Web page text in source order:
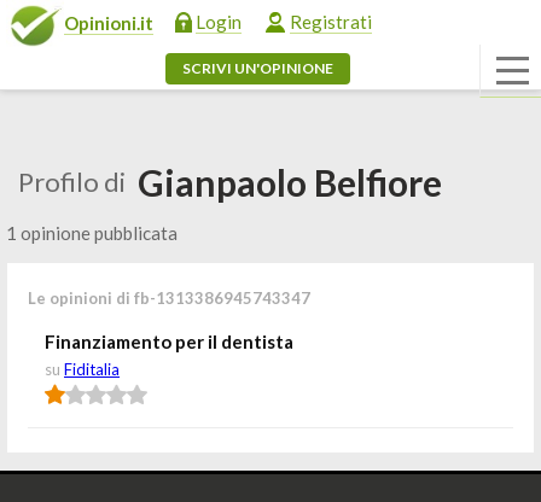
Opinioni.it Login Registrati
SCRIVI UN'OPINIONE
Profilo di Gianpaolo Belfiore
1 opinione pubblicata
Le opinioni di fb-1313386945743347
Finanziamento per il dentista
su Fiditalia